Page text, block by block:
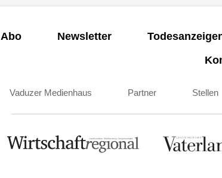
Abo Newsletter
Vaduzer Medienhaus Partner Stellen